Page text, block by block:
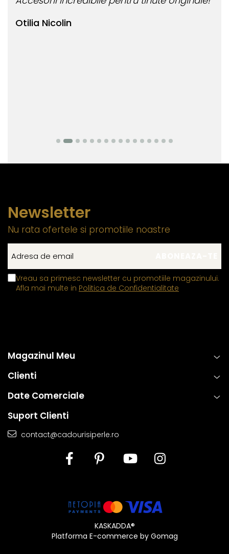
Otilia Nicolin
Newsletter
Nu rata ofertele si promotiile noastre
Vreau sa primesc newsletter cu promotiile magazinului.
Afla mai multe in Politica de Confidentialitate
Magazinul Meu
Clienti
Date Comerciale
Suport Clienti
contact@cadourisiperle.ro
KASKADDA®
Platforma E-commerce by Gomag